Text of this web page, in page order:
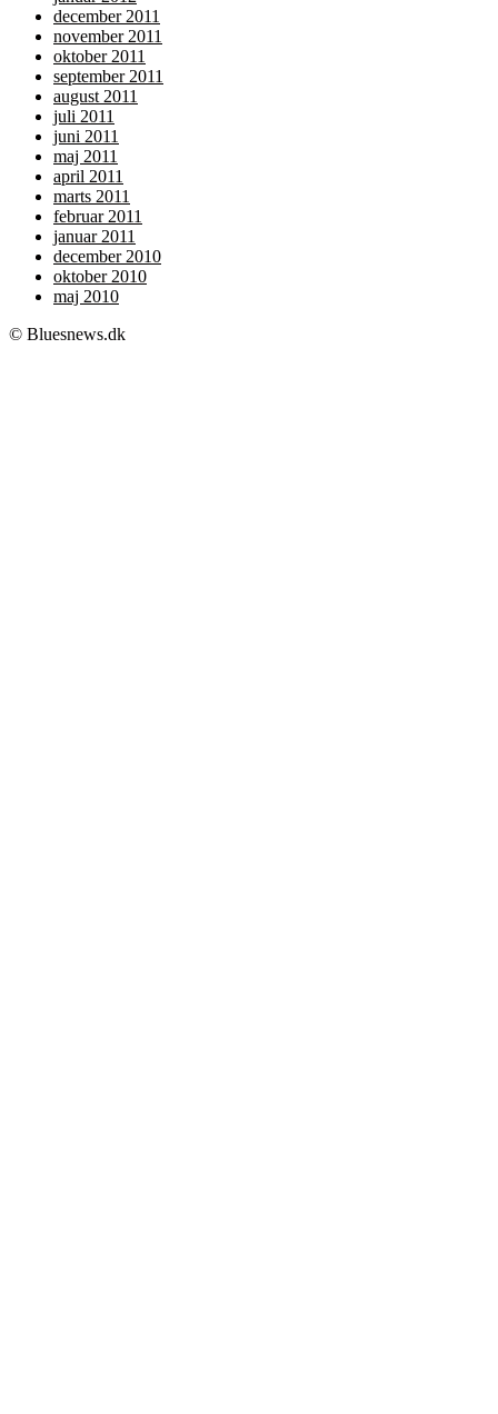
december 2011
november 2011
oktober 2011
september 2011
august 2011
juli 2011
juni 2011
maj 2011
april 2011
marts 2011
februar 2011
januar 2011
december 2010
oktober 2010
maj 2010
© Bluesnews.dk